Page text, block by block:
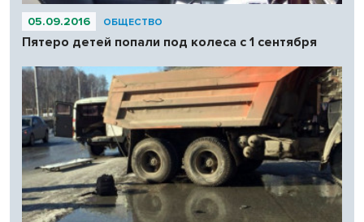
05.09.2016 ОБЩЕСТВО
Пятеро детей попали под колеса с 1 сентября